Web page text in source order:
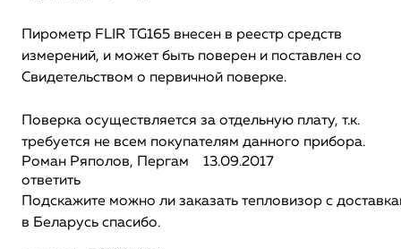
Пирометр FLIR TG165 внесен в реестр средств
измерений, и может быть поверен и поставлен со
Свидетельством о первичной поверке.
Поверка осуществляется за отдельную плату, т.к.
требуется не всем покупателям данного прибора.
Роман Ряполов, Пергам 13.09.2017
ответить
Подскажите можно ли заказать тепловизор с
в Беларусь спасибо.